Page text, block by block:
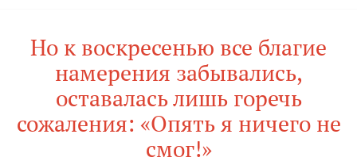
Но к воскресенью все благие
намерения забывались,
оставалась лишь горечь
сожаления: «Опять я ничего не
смог!»